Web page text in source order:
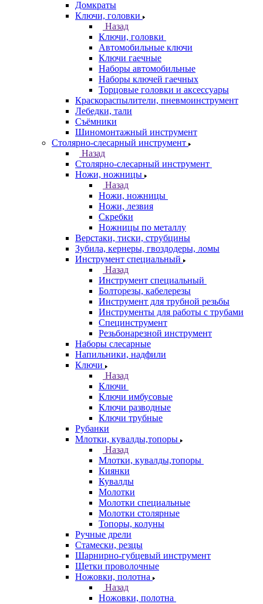
Домкраты
Ключи, головки
Назад
Ключи, головки
Автомобильные ключи
Ключи гаечные
Наборы автомобильные
Наборы ключей гаечных
Торцовые головки и аксессуары
Краскораспылители, пневмоинструмент
Лебедки, тали
Съёмники
Шиномонтажный инструмент
Столярно-слесарный инструмент
Назад
Столярно-слесарный инструмент
Ножи, ножницы
Назад
Ножи, ножницы
Ножи, лезвия
Скребки
Ножницы по металлу
Верстаки, тиски, струбцины
Зубила, кернеры, гвоздодеры, ломы
Инструмент специальный
Назад
Инструмент специальный
Болторезы, кабелерезы
Инструмент для трубной резьбы
Инструменты для работы с трубами
Специнструмент
Резьбонарезной инструмент
Наборы слесарные
Напильники, надфили
Ключи
Назад
Ключи
Ключи имбусовые
Ключи разводные
Ключи трубные
Рубанки
Млотки, кувалды,топоры
Назад
Млотки, кувалды,топоры
Киянки
Кувалды
Молотки
Молотки специальные
Молотки столярные
Топоры, колуны
Ручные дрели
Стамески, резцы
Шарнирно-губцевый инструмент
Щетки проволочные
Ножовки, полотна
Назад
Ножовки, полотна